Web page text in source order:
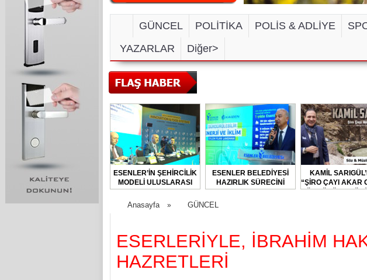
GÜNCEL POLİTİKA POLİS & ADLİYE
YAZARLAR
Diğer>
ESENLER’İN ŞEHİRCİLİK
MODELİ ULUSLARASI
FORUMDA TANITILDI
ESENLER BELEDİYESİ
HAZIRLIK SÜRECİNİ
BAŞLATTI
KAMİL
“ŞİRO ÇAYI AKAR
TÜRKÜSÜNE
Anasayfa » GÜNCEL
ESERLERİYLE, İBRAHİM
HAZRETLERİ